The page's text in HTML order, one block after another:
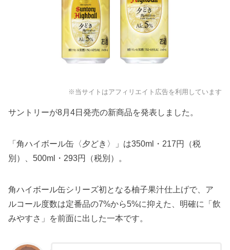
※当サイトはアフィリエイト広告を利用しています
サントリーが8月4日発売の新商品を発表しました。
「角ハイボール缶〈夕どき〉」は350ml・217円（税
別）、500ml・293円（税別）。
角ハイボール缶シリーズ初となる柚子果汁仕上げで、ア
ルコール度数は定番品の7%から5%に抑えた、明確に「飲
みやすさ」を前面に出した一本です。